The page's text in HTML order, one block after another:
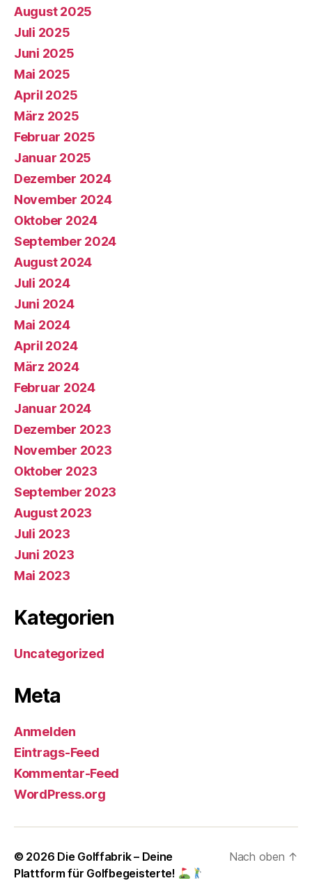
August 2025
Juli 2025
Juni 2025
Mai 2025
April 2025
März 2025
Februar 2025
Januar 2025
Dezember 2024
November 2024
Oktober 2024
September 2024
August 2024
Juli 2024
Juni 2024
Mai 2024
April 2024
März 2024
Februar 2024
Januar 2024
Dezember 2023
November 2023
Oktober 2023
September 2023
August 2023
Juli 2023
Juni 2023
Mai 2023
Kategorien
Uncategorized
Meta
Anmelden
Eintrags-Feed
Kommentar-Feed
WordPress.org
© 2026 Die Golffabrik – Deine
Plattform für Golfbegeisterte!
Nach oben ↑